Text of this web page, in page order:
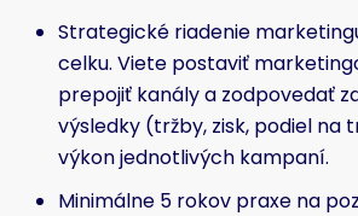
Strategické riadenie
celku. Viete postaviť
prepojiť kanály a zodpovedať
výsledky (tržby, zisk, podiel na
výkon jednotlivých kampaní.
Minimálne 5 rokov praxe na